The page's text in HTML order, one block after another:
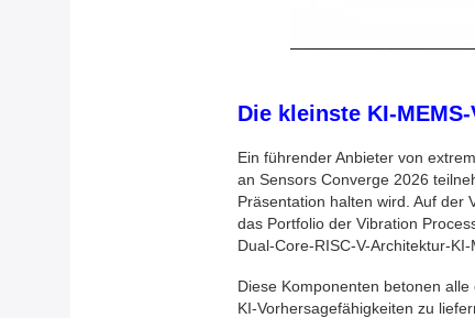
Die kleinste KI-
Ein führender Anbieter von
an Sensors Converge 2026
Präsentation halten wird. Auf der
das Portfolio der Vibration
Dual-Core-RISC-V-Architektur-
Diese Komponenten betonen
KI-Vorhersagefähigkeiten zu